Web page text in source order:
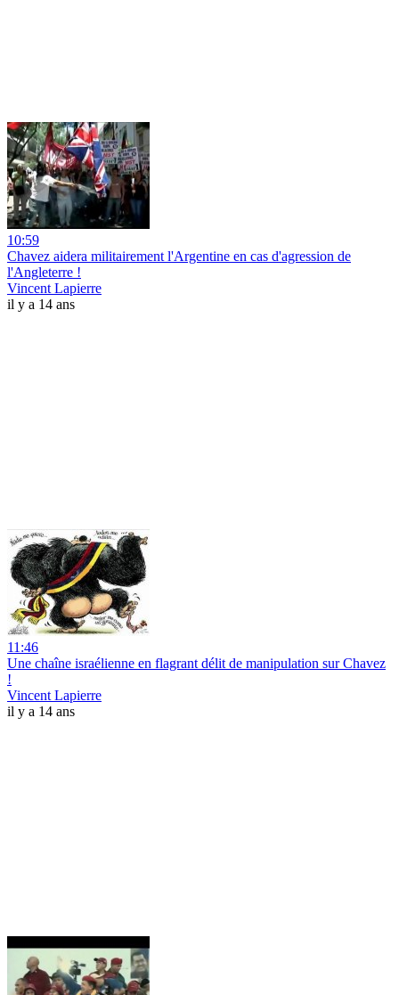
10:59
Chavez aidera militairement l'Argentine en cas d'agression de
l'Angleterre !
Vincent Lapierre
il y a 14 ans
11:46
Une chaîne israélienne en flagrant délit de manipulation sur Chavez
!
Vincent Lapierre
il y a 14 ans